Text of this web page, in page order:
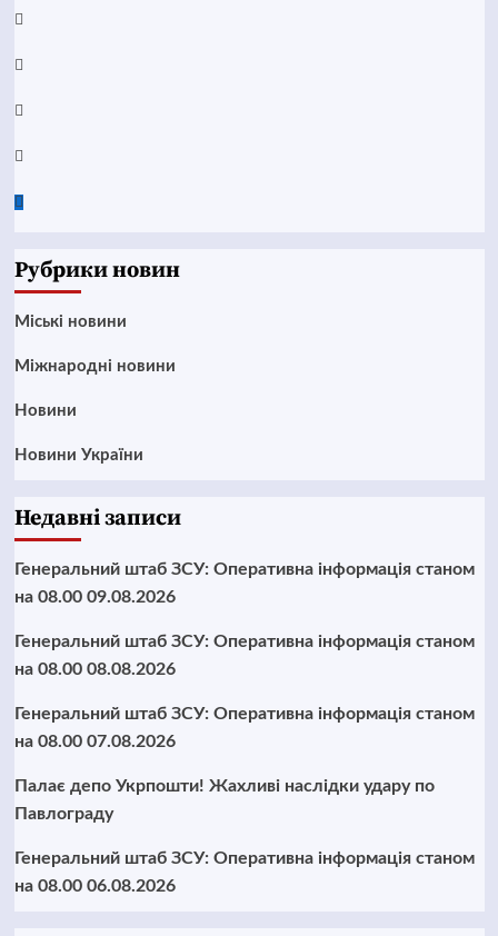
YouTube
Telegram
Instagram
Twitter
Рубрики новин
Mіські новини
Міжнародні новини
Новини
Новини України
Недавні записи
Генеральний штаб ЗСУ: Оперативна інформація станом
на 08.00 09.08.2026
Генеральний штаб ЗСУ: Оперативна інформація станом
на 08.00 08.08.2026
Генеральний штаб ЗСУ: Оперативна інформація станом
на 08.00 07.08.2026
Палає депо Укрпошти! Жахливі наслідки удару по
Павлограду
Генеральний штаб ЗСУ: Оперативна інформація станом
на 08.00 06.08.2026